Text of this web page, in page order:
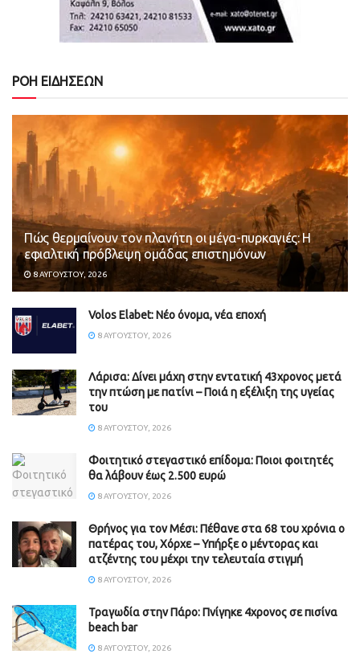
ΡΟΗ ΕΙΔΗΣΕΩΝ
Πώς θερμαίνουν τον πλανήτη οι μέγα-πυρκαγιές: Η
εφιαλτική πρόβλεψη ομάδας επιστημόνων
8 ΑΥΓΟΎΣΤΟΥ, 2026
Volos Elabet: Νέο όνομα, νέα εποχή
8 ΑΥΓΟΎΣΤΟΥ, 2026
Λάρισα: Δίνει μάχη στην εντατική 43χρονος μετά
την πτώση με πατίνι – Ποιά η εξέλιξη της υγείας
του
8 ΑΥΓΟΎΣΤΟΥ, 2026
Φοιτητικό στεγαστικό επίδομα: Ποιοι φοιτητές
θα λάβουν έως 2.500 ευρώ
8 ΑΥΓΟΎΣΤΟΥ, 2026
Θρήνος για τον Μέσι: Πέθανε στα 68 του χρόνια ο
πατέρας του, Χόρχε – Υπήρξε ο μέντορας και
ατζέντης του μέχρι την τελευταία στιγμή
8 ΑΥΓΟΎΣΤΟΥ, 2026
Τραγωδία στην Πάρο: Πνίγηκε 4χρονος σε πισίνα
beach bar
8 ΑΥΓΟΎΣΤΟΥ, 2026